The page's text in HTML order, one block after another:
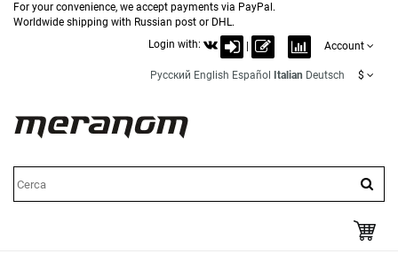
For your convenience, we accept payments via PayPal.
Worldwide shipping with Russian post or DHL.
Login with:
Account
Русский English Español Italian Deutsch $